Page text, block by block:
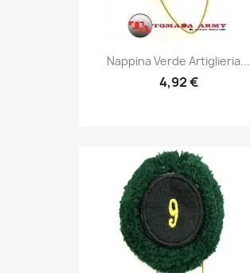
Anteprima
Nappina Verde Artiglieria...
4,92 €